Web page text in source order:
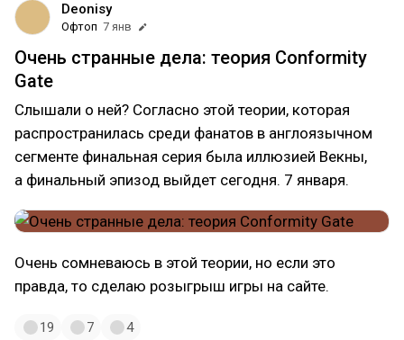
Deonisy
Офтоп 7 янв
Очень странные дела: теория Conformity
Gate
Слышали о ней? Согласно этой теории, которая
распространилась среди фанатов в англоязычном
сегменте финальная серия была иллюзией Векны,
а финальный эпизод выйдет сегодня. 7 января.
Очень сомневаюсь в этой теории, но если это
правда, то сделаю розыгрыш игры на сайте.
19 7 4